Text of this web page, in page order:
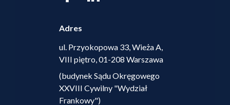
Adres
ul. Przyokopowa 33, Wieża A,
VIII piętro, 01-208 Warszawa
(budynek Sądu Okręgowego
XXVIII Cywilny "Wydział
Frankowy")